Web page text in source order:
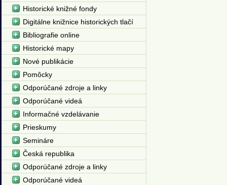
Historické knižné fondy
Digitálne knižnice historických tlačí
Bibliografie online
Historické mapy
Nové publikácie
Pomôcky
Odporúčané zdroje a linky
Odporúčané videá
Informačné vzdelávanie
Prieskumy
Semináre
Česká republika
Odporúčané zdroje a linky
Odporúčané videá